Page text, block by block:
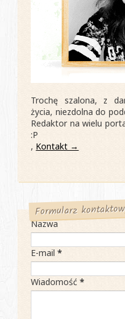
Trochę szalona, z
życia, niezdolna do
Redaktor na wielu
:P
, Kontakt →
Formularz
Nazwa
E-mail*
Wiadomość*